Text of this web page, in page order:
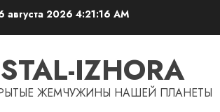
августа 20264:21:17 AM
IZHORA
ЖЕМЧУЖИНЫ НАШЕЙ ПЛАНЕТЫ